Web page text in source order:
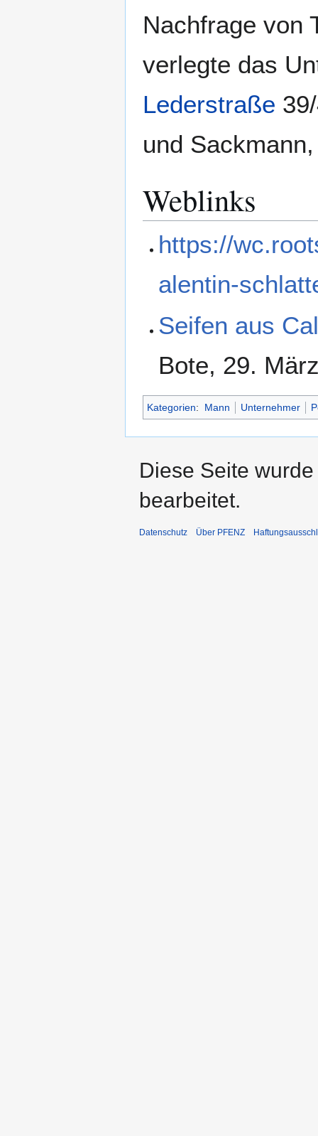
Nachfrage von
verlegte das
Lederstraße
und
Weblinks
https://
alentin-
Seifen aus
Bote, 29.
Kategorien: Mann Unternehmer
Diese Seite
bearbeitet.
Datenschutz Über PFENZ